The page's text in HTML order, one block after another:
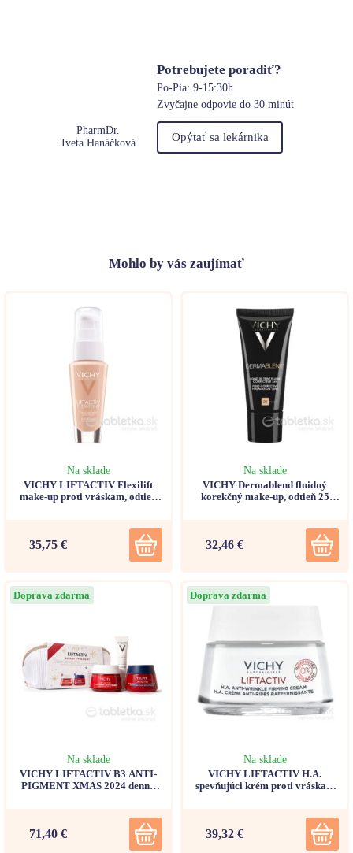
PharmDr.
Iveta Hanáčková
Potrebujete poradiť?
Po-Pia: 9-15:30h
Zvyčajne odpovie do 30 minút
Opýtať sa lekárnika
Mohlo by vás zaujímať
Na sklade
VICHY LIFTACTIV Flexilift
make-up proti vráskam, odtieň
35,75 €
Na sklade
VICHY Dermablend fluidný
korekčný make-up, odtieň 25
32,46 €
Doprava zdarma
Na sklade
VICHY LIFTACTIV B3 ANTI-
PIGMENT XMAS 2024 denný
71,40 €
Doprava zdarma
Na sklade
VICHY LIFTACTIV H.A.
spevňujúci krém proti vráskam
39,32 €